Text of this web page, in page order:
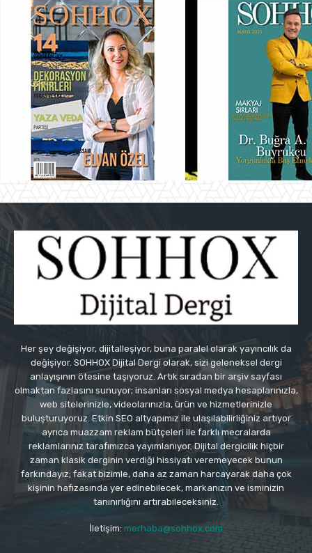
Her şey değişiyor, dijitalleşiyor, buna paralel olarak yayıncılık da
değişiyor. SOHHOX Dijital Dergi olarak, sizi geleneksel dergi
anlayışının ötesine taşıyoruz. Artık sıradan bir arşiv sayfası
olmaktan fazlasını sunuyor; insanları sosyal medya hesaplarınızla,
web sitelerinizle, videolarınızla, ürün ve hizmetlerinizle
buluşturuyoruz. Etkin SEO altyapımız ile ulaşılabilirliğiniz artıyor
ayrıca muazzam reklam bütçeleri ile farklı mecralarda
reklamlarınız tarafımızca yayımlanıyor. Dijital dergicilik hiçbir
zaman klasik derginin verdiği hissiyatı veremeyecek bunun
farkındayız; fakat bizimle, daha az zaman harcayarak daha çok
kişinin hafızasında yer edinebilecek, markanızın ve isminizin
tanınırlığını artırabileceksiniz.
İletişim: merhaba@sohhox.com